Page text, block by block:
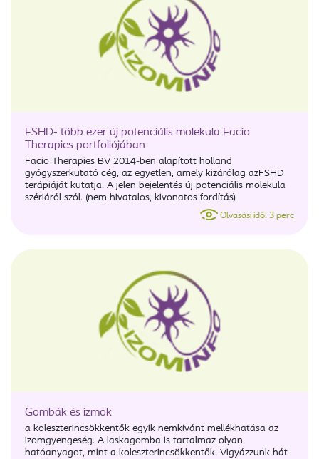
FSHD- több ezer új potenciális molekula Facio
Therapies portfoliójában
Facio Therapies BV 2014-ben alapított holland
gyógyszerkutató cég, az egyetlen, amely kizárólag azFSHD
terápiáját kutatja. A jelen bejelentés új potenciális molekula
szériáról szól. (nem hivatalos, kivonatos fordítás)
Olvasási idő: 3 perc
Gombák és izmok
a koleszterincsökkentők egyik nemkívánt mellékhatása az
izomgyengeség. A laskagomba is tartalmaz olyan
hatóanyagot, mint a koleszterincsökkentők. Vigyázzunk hát